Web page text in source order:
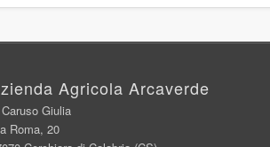
Agricola Arcaverde
Giulia
Roma, 20